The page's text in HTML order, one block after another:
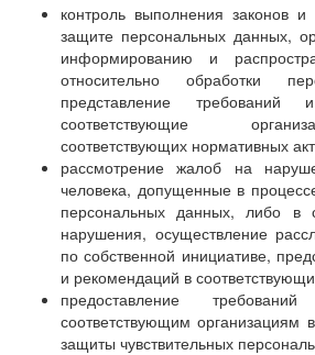
контроль выполнения законов
защите персональных данных,
информированию и
относительно обработки
представление
соответствующие
соответствующих нормативных
рассмотрение жалоб на
человека, допущенные в
персональных данных, либо в
нарушения, осуществление
по собственной инициативе,
и рекомендаций в
предоставление
соответствующим организациям
защиты чувствительных